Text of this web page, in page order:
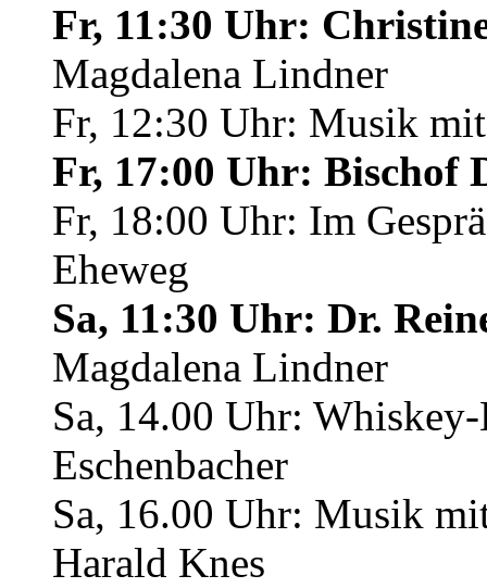
Fr, 11:30 Uhr:
Magdalena Lindner
Fr, 12:30 Uhr: Musik
Fr, 17:00 Uhr: Bischof
Fr, 18:00 Uhr: Im
Eheweg
Sa, 11:30 Uhr: Dr.
Magdalena Lindner
Sa, 14.00 Uhr:
Eschenbacher
Sa, 16.00 Uhr: Musik
Harald Knes